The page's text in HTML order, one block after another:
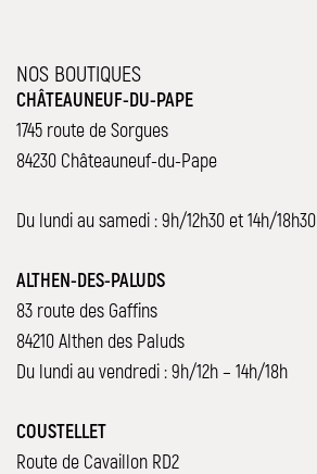
NOS BOUTIQUES
CHÂTEAUNEUF-DU-PAPE
1745 route de Sorgues
84230 Châteauneuf-du-Pape
Du lundi au samedi : 9h/12h30 et 14h/18h30
ALTHEN-DES-PALUDS
83 route des Gaffins
84210 Althen des Paluds
Du lundi au vendredi : 9h/12h – 14h/18h
COUSTELLET
Route de Cavaillon RD2